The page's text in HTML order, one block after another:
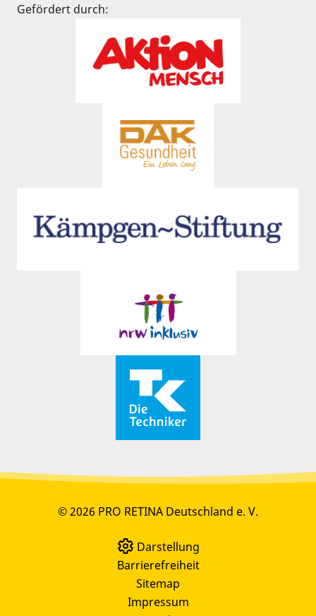
Gefördert durch:
© 2026 PRO RETINA Deutschland e. V.
Darstellung
Barrierefreiheit
Sitemap
Impressum